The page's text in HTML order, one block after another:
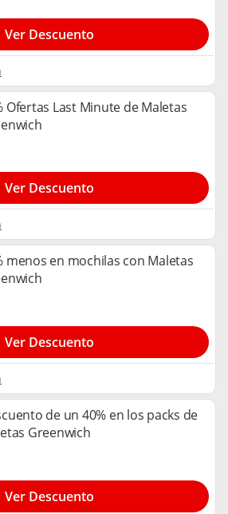
Ver Descuento
Ofertas Last Minute de Maletas
Ver Descuento
menos en mochilas con Maletas
Ver Descuento
de un 40% en los packs de
Greenwich
Ver Descuento